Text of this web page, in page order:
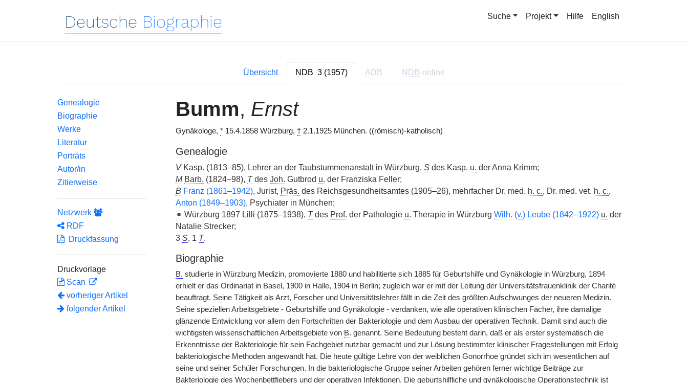
Deutsche Biographie Suche Projekt Hilfe English
Übersicht NDB 3 (1957) ADB NDB-online
Genealogie
Biographie
Werke
Literatur
Porträts
Autor/in
Zitierweise
Netzwerk
RDF
Druckfassung
Druckvorlage
Scan
vorheriger Artikel
folgender Artikel
Bumm, Ernst
Gynäkologe, *15.4.1858 Würzburg, †2.1.1925 München. ((römisch)-katholisch)
Genealogie
VKasp. (1813–85), Lehrer an der Taubstummenanstalt in Würzburg, Sdes Kasp. u. der Anna Krimm;
M Barb. (1824–98), Tdes Joh. Gutbrod u. der Franziska Feller;
B Franz (1861–1942), Jurist, Präs. des Reichsgesundheitsamtes (1905–26), mehrfacher Dr. med. h. c., Dr. med. vet. h. c.,
Anton (1849–1903), Psychiater in München;
⚭ Würzburg 1897 Lilli (1875–1938), Tdes Prof. der Pathologie u. Therapie in Würzburg Wilh. (v.) Leube (1842–1922) u. der
Natalie Strecker;
3 S, 1 T.
Biographie
B. studierte in Würzburg Medizin, promovierte 1880 und habilitierte sich 1885 für Geburtshilfe und Gynäkologie in Würzburg, 1894
erhielt er das Ordinariat in Basel, 1900 in Halle, 1904 in Berlin; zugleich war er mit der Leitung der Universitätsfrauenklinik der Charité
beauftragt. Seine Tätigkeit als Arzt, Forscher und Universitätslehrer fällt in die Zeit des größten Aufschwunges der neueren Medizin.
Seine speziellen Arbeitsgebiete - Geburtshilfe und Gynäkologie - verdanken, wie alle operativen klinischen Fächer, ihre damalige
glänzende Entwicklung vor allem den Fortschritten der Bakteriologie und dem Ausbau der operativen Technik. Damit sind auch die
wichtigsten wissenschaftlichen Arbeitsgebiete von B. genannt. Seine Bedeutung besteht darin, daß er als erster systematisch die
Erkenntnisse der Bakteriologie für sein Fachgebiet nutzbar gemacht und zur Lösung bestimmter klinischer Fragestellungen mit Erfolg
bakteriologische Methoden angewandt hat. Die heute gültige Lehre von der weiblichen Gonorrhoe gründet sich im wesentlichen auf
seine und seiner Schüler Forschungen. In die bakteriologische Gruppe seiner Arbeiten gehören ferner wichtige Beiträge zur
Bakteriologie des Wochenbettfiebers und der operativen Infektionen. Die geburtshilfliche und gynäkologische Operationstechnik ist